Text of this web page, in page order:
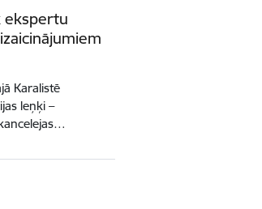
ekspertu
Karalistē
leņķi –